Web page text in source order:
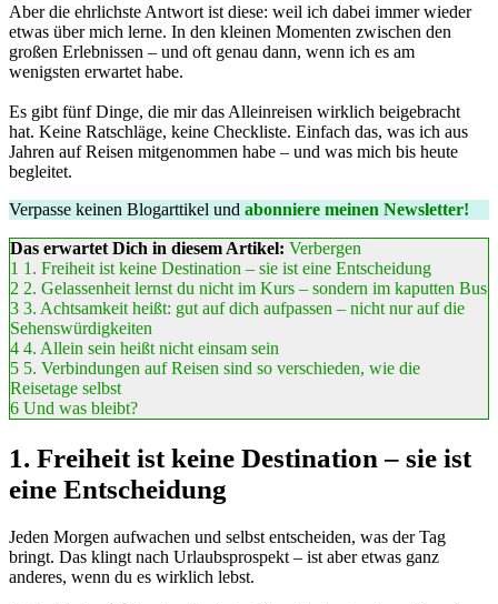
Aber die ehrlichste Antwort ist diese: weil ich dabei immer wieder
etwas über mich lerne. In den kleinen Momenten zwischen den
großen Erlebnissen – und oft genau dann, wenn ich es am
wenigsten erwartet habe.
Es gibt fünf Dinge, die mir das Alleinreisen wirklich beigebracht
hat. Keine Ratschläge, keine Checkliste. Einfach das, was ich aus
Jahren auf Reisen mitgenommen habe – und was mich bis heute
begleitet.
Verpasse keinen Blogarttikel und abonniere meinen Newsletter!
Das erwartet Dich in diesem Artikel: Verbergen
1 1. Freiheit ist keine Destination – sie ist eine Entscheidung
2 2. Gelassenheit lernst du nicht im Kurs – sondern im kaputten Bus
3 3. Achtsamkeit heißt: gut auf dich aufpassen – nicht nur auf die
Sehenswürdigkeiten
4 4. Allein sein heißt nicht einsam sein
5 5. Verbindungen auf Reisen sind so verschieden, wie die
Reisetage selbst
6 Und was bleibt?
1. Freiheit ist keine Destination – sie ist
eine Entscheidung
Jeden Morgen aufwachen und selbst entscheiden, was der Tag
bringt. Das klingt nach Urlaubsprospekt – ist aber etwas ganz
anderes, wenn du es wirklich lebst.